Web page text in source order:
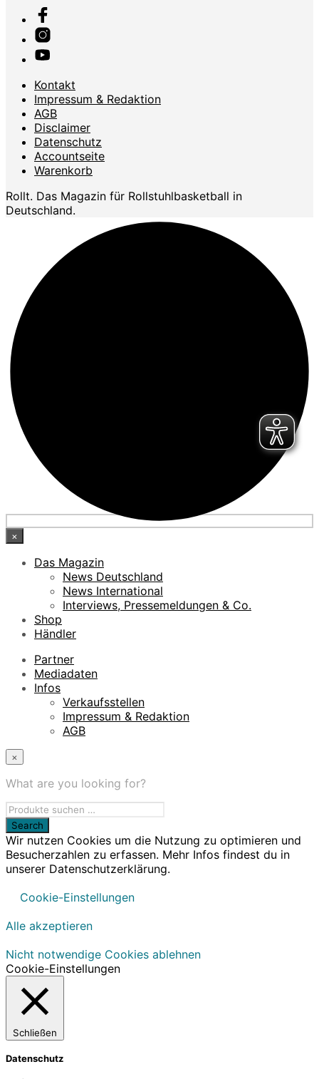
Kontakt
Impressum & Redaktion
AGB
Disclaimer
Datenschutz
Accountseite
Warenkorb
Rollt. Das Magazin für Rollstuhlbasketball in
Deutschland.
×
Das Magazin
News Deutschland
News International
Interviews, Pressemeldungen & Co.
Shop
Händler
Partner
Mediadaten
Infos
Verkaufsstellen
Impressum & Redaktion
AGB
×
What are you looking for?
Wir nutzen Cookies um die Nutzung zu optimieren und
Besucherzahlen zu erfassen. Mehr Infos findest du in
unserer Datenschutzerklärung.
Cookie-Einstellungen
Alle akzeptieren
Nicht notwendige Cookies ablehnen
Cookie-Einstellungen
Schließen
Datenschutz